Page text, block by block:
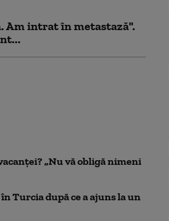
Am intrat în metastază".
„Nu vă obligă nimeni
Turcia după ce a ajuns la un